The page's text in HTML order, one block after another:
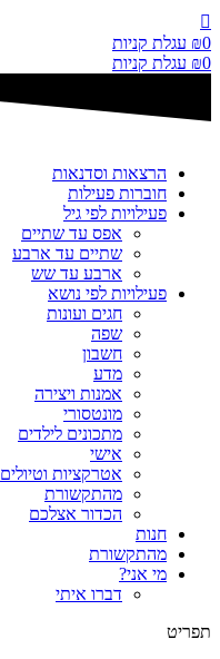
דלג
לתוכן
₪0
עגלת קניות
₪0 עגלת קניות
הרצאות וסדנאות
חוברות פעילות
פעילויות לפי גיל
אפס עד שתיים
שתיים עד ארבע
ארבע עד שש
פעילויות לפי נושא
חגים ועונות
שפה
חשבון
מדע
אמנות ויצירה
מונטסורי
מתכונים לילדים
אישי
אטרקציות וטיולים
מהתקשורת
הכדור אצלכם
חנות
מהתקשורת
מי אני?
דברו איתי
תפריט